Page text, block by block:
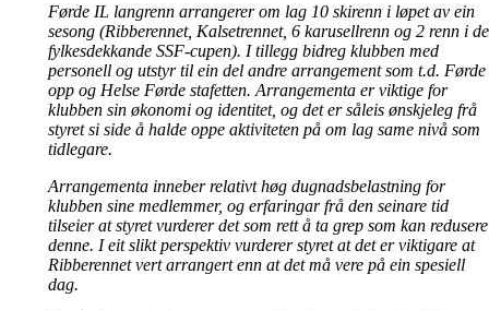
Førde IL langrenn arrangerer om lag 10 skirenn i løpet av ein
sesong (Ribberennet, Kalsetrennet, 6 karusellrenn og 2 renn i
fylkesdekkande SSF-cupen). I tillegg bidreg klubben med
personell og utstyr til ein del andre arrangement som t.d. Førde
opp og Helse Førde stafetten. Arrangementa er viktige for
klubben sin økonomi og identitet, og det er såleis ønskjeleg frå
styret si side å halde oppe aktiviteten på om lag same nivå som
tidlegare.
Arrangementa inneber relativt høg dugnadsbelastning for
klubben sine medlemmer, og erfaringar frå den seinare tid
tilseier at styret vurderer det som rett å ta grep som kan redusere
denne. I eit slikt perspektiv vurderer styret at det er viktigare at
Ribberennet vert arrangert enn at det må vere på ein spesiell
dag.